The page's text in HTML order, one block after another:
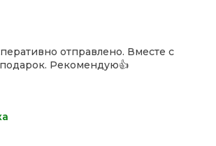
отправлено. Вместе с
Рекомендую👍